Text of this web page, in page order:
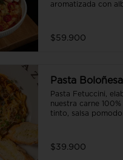
aromatizada con
$59.900
Pasta Boloñesa
Pasta Fetuccini,
nuestra carne
tinto, salsa
$39.900